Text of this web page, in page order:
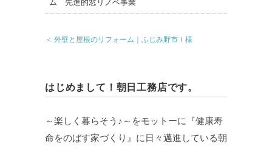
＜ 外壁と屋根のリフォーム｜ふじみ野市Ｉ様
はじめまして！朝日工務店です。
～楽しく暮らそう♪～をモットーに『健康寿
命をのばす家づくり』に日々邁進している朝